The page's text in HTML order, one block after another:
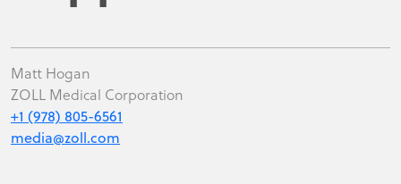
Matt Hogan
ZOLL Medical Corporation
+1 (978) 805-6561
media@zoll.com